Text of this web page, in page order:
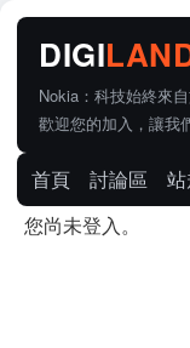
Nokia：科技始終來
歡迎您的加入，讓我
首頁 討論區
您尚未登入。